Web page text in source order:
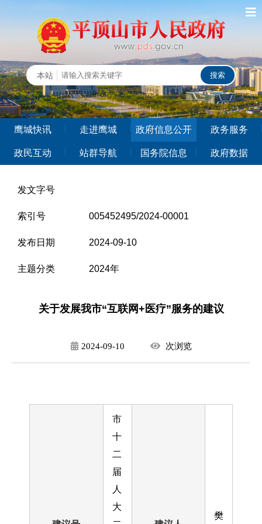
鹰城快讯 走进鹰城 政府信息公开 政务服务
政民互动 站群导航 国务院信息 政府数据
发文字号
索引号 005452495/2024-00001
发布日期 2024-09-10
主题分类 2024年
关于发展我市“互联网+医疗”服务的建议
2024-09-10 次浏览
市
十
二
届
人
大
樊